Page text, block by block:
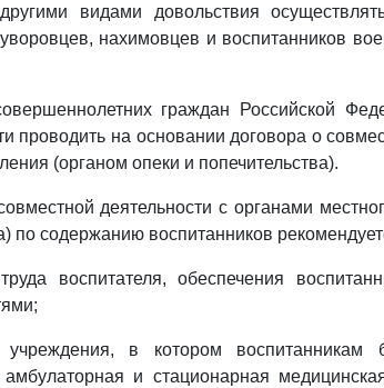
видами довольствия
нахимовцев и воспитанников
граждан Российской
проводить на основании договора о
(органом опеки и попечительства).
деятельности с органами
по содержанию воспитанников
воспитателя, обеспечения
в котором воспитанникам
амбулаторная и стационарная